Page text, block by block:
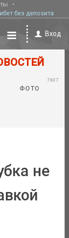
без депозита
Вход
ФОТО
7607
не